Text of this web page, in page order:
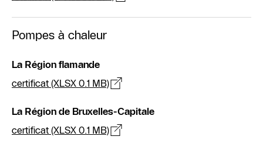
Pompes à chaleur
La Région flamande
certificat (XLSX 0.1 MB)
La Région de Bruxelles-Capitale
certificat (XLSX 0.1 MB)